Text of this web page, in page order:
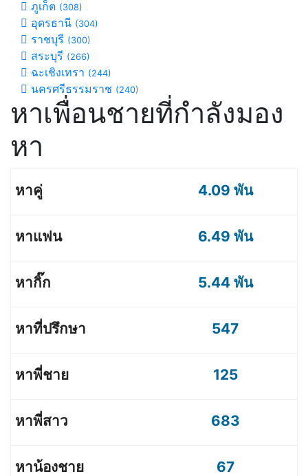
ภูเก็ต (308)
อุดรธานี (304)
ราชบุรี (300)
สระบุรี (266)
ฉะเชิงเทรา (244)
นครศรีธรรมราช (240)
หาเพื่อนชายที่กำลังมอง
หา
4.09 พัน
6.49 พัน
5.44 พัน
547
125
683
67